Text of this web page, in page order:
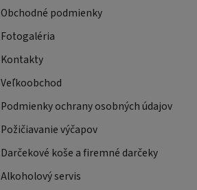
Obchodné podmienky
Fotogaléria
Kontakty
Veľkoobchod
Podmienky ochrany osobných údajov
Požičiavanie výčapov
Darčekové koše a firemné darčeky
Alkoholový servis